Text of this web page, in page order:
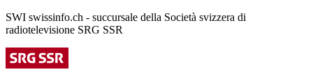
SWI swissinfo.ch - succursale della Società svizzera di
radiotelevisione SRG SSR